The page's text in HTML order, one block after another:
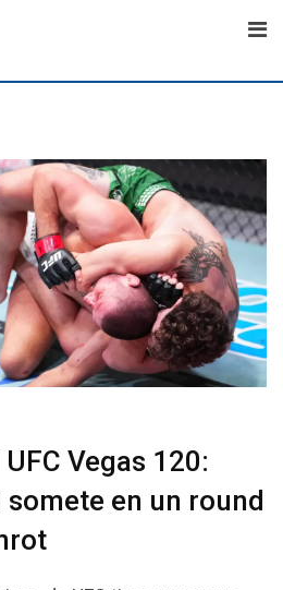
Vegas 120:
en un round